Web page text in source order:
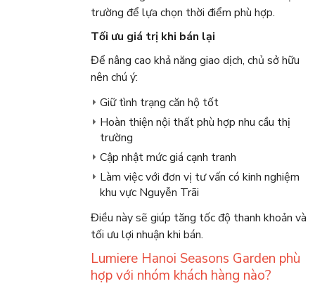
trường để lựa chọn thời điểm phù hợp.
Tối ưu giá trị khi bán lại
Để nâng cao khả năng giao dịch, chủ sở hữu
nên chú ý:
Giữ tình trạng căn hộ tốt
Hoàn thiện nội thất phù hợp nhu cầu thị
trường
Cập nhật mức giá cạnh tranh
Làm việc với đơn vị tư vấn có kinh nghiệm
khu vực Nguyễn Trãi
Điều này sẽ giúp tăng tốc độ thanh khoản và
tối ưu lợi nhuận khi bán.
Lumiere Hanoi Seasons Garden phù
hợp với nhóm khách hàng nào?